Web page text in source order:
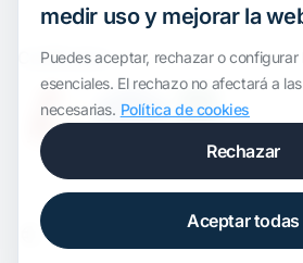
Certification
medir uso y mejorar la
Puedes aceptar, rechazar o configurar
esenciales. El rechazo no afectará a
necesarias. Política de cookies
Rechazar
Aceptar todas